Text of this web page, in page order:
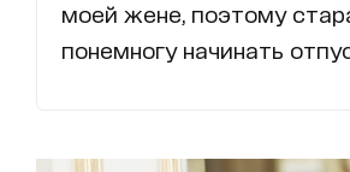
моей жене, поэтому
понемногу начинать